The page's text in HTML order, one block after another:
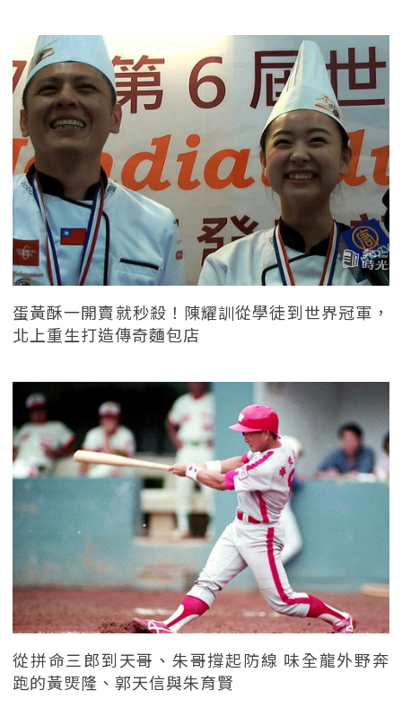
蛋黃酥一開賣就秒殺！陳耀訓從學徒到世界冠軍，
北上重生打造傳奇麵包店
從拼命三郎到天哥、朱哥撐起防線 味全龍外野奔
跑的黃煚隆、郭天信與朱育賢